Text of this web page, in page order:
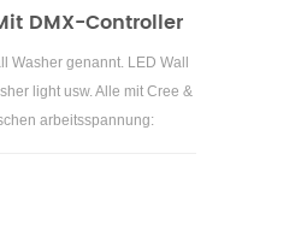
DMX-Controller
Washer genannt. LED Wall
light usw.Alle mit Cree &
arbeitsspannung: